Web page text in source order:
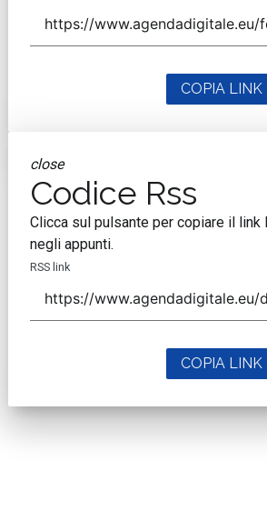
COPIA LINK
close
Codice Rss
Clicca sul pulsante per copiare il link
negli appunti.
RSS link
COPIA LINK